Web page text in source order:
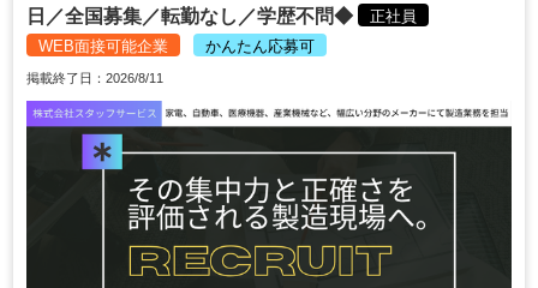
日／全国募集／転勤なし／学歴不問◆
正社員
WEB面接可能企業
かんたん応募可
掲載終了日：2026/8/11